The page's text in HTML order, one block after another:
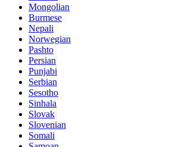
Mongolian
Burmese
Nepali
Norwegian
Pashto
Persian
Punjabi
Serbian
Sesotho
Sinhala
Slovak
Slovenian
Somali